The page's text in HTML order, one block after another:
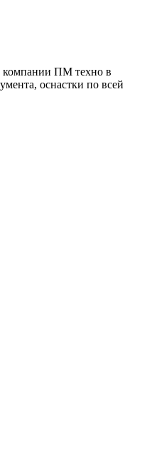
компании ПМ техно в
оснастки по всей